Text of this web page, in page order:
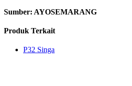
Sumber: AYOSEMARANG
Produk Terkait
P32 Singa